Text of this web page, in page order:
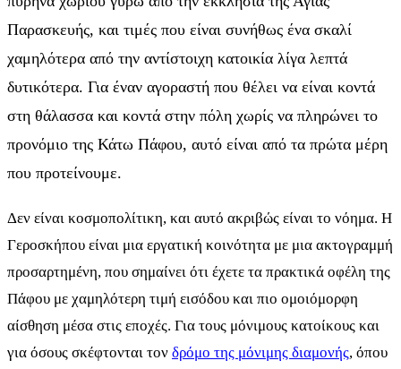
Παρασκευής, και τιμές που είναι συνήθως ένα σκαλί
χαμηλότερα από την αντίστοιχη κατοικία λίγα λεπτά
δυτικότερα. Για έναν αγοραστή που θέλει να είναι κοντά
στη θάλασσα και κοντά στην πόλη χωρίς να πληρώνει το
προνόμιο της Κάτω Πάφου, αυτό είναι από τα πρώτα μέρη
που προτείνουμε.
Δεν είναι κοσμοπολίτικη, και αυτό ακριβώς είναι το νόημα. Η
Γεροσκήπου είναι μια εργατική κοινότητα με μια ακτογραμμή
προσαρτημένη, που σημαίνει ότι έχετε τα πρακτικά οφέλη της
Πάφου με χαμηλότερη τιμή εισόδου και πιο ομοιόμορφη
αίσθηση μέσα στις εποχές. Για τους μόνιμους κατοίκους και
για όσους σκέφτονται τον δρόμο της μόνιμης διαμονής, όπου